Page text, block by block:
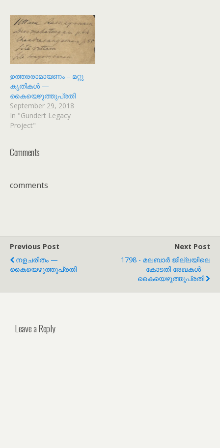
ഉത്തരരാമായണം – മറ്റു
കൃതികൾ —
കൈയെഴുത്തുപ്രതി
September 29, 2018
In "Gundert Legacy
Project"
Comments
comments
Previous Post
നളചരിതം —
കൈയെഴുത്തുപ്രതി
Next Post
1798 - മലബാർ ജില്ലയിലെ
കോടതി രേഖകൾ —
കൈയെഴുത്തുപ്രതി
Leave a Reply